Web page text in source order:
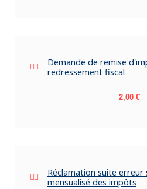
Demande de remise
redressement fiscal
Prix
2,00 €
Réclamation suite
mensualisé des impôts